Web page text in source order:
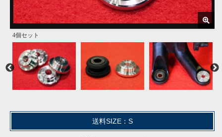
4個セット
左：純正/右：アルミシフトカラー
左：純正/右：アルミシフトカラー
送料SIZE：S